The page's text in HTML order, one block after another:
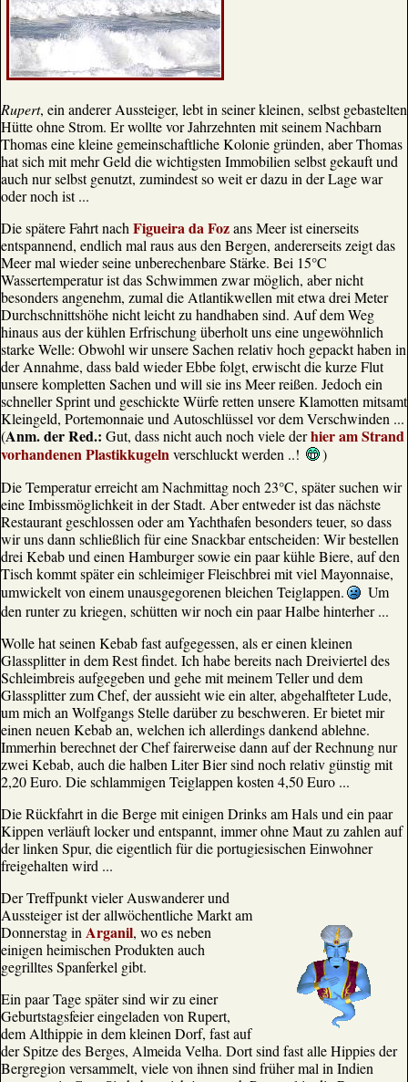
Rupert, ein anderer Aussteiger, lebt in seiner kleinen, selbst gebastelten
Hütte ohne Strom. Er wollte vor Jahrzehnten mit seinem Nachbarn
Thomas eine kleine gemeinschaftliche Kolonie gründen, aber Thomas
hat sich mit mehr Geld die wichtigsten Immobilien selbst gekauft und
auch nur selbst genutzt, zumindest so weit er dazu in der Lage war
oder noch ist ...
Die spätere Fahrt nach Figueira da Fozans Meer ist einerseits
entspannend, endlich mal raus aus den Bergen, andererseits zeigt das
Meer mal wieder seine unberechenbare Stärke. Bei 15°C
Wassertemperatur ist das Schwimmen zwar möglich, aber nicht
besonders angenehm, zumal die Atlantikwellen mit etwa drei Meter
Durchschnittshöhe nicht leicht zu handhaben sind. Auf dem Weg
hinaus aus der kühlen Erfrischung überholt uns eine ungewöhnlich
starke Welle: Obwohl wir unsere Sachen relativ hoch gepackt haben in
der Annahme, dass bald wieder Ebbe folgt, erwischt die kurze Flut
unsere kompletten Sachen und will sie ins Meer reißen. Jedoch ein
schneller Sprint und geschickte Würfe retten unsere Klamotten mitsamt
Kleingeld, Portemonnaie und Autoschlüssel vor dem Verschwinden ...
(Anm. der Red.: Gut, dass nicht auch noch viele derhier am Strand
vorhandenen Plastikkugelnverschluckt werden ..!
)
Die Temperatur erreicht am Nachmittag noch 23°C, später suchen wir
eine Imbissmöglichkeit in der Stadt. Aber entweder ist das nächste
Restaurant geschlossen oder am Yachthafen besonders teuer, so dass
wir uns dann schließlich für eine Snackbar entscheiden: Wir bestellen
drei Kebab und einen Hamburger sowie ein paar kühle Biere, auf den
Tisch kommt später ein schleimiger Fleischbrei mit viel Mayonnaise,
umwickelt von einem unausgegorenen bleichen Teiglappen.
Um
den runter zu kriegen, schütten wir noch ein paar Halbe hinterher ...
Wolle hat seinen Kebab fast aufgegessen, als er einen kleinen
Glassplitter in dem Rest findet. Ich habe bereits nach Dreiviertel des
Schleimbreis aufgegeben und gehe mit meinem Teller und dem
Glassplitter zum Chef, der aussieht wie ein alter, abgehalfteter Lude,
um mich an Wolfgangs Stelle darüber zu beschweren. Er bietet mir
einen neuen Kebab an, welchen ich allerdings dankend ablehne.
Immerhin berechnet der Chef fairerweise dann auf der Rechnung nur
zwei Kebab, auch die halben Liter Bier sind noch relativ günstig mit
2,20 Euro. Die schlammigen Teiglappen kosten 4,50 Euro ...
Die Rückfahrt in die Berge mit einigen Drinks am Hals und ein paar
Kippen verläuft locker und entspannt, immer ohne Maut zu zahlen auf
der linken Spur, die eigentlich für die portugiesischen Einwohner
freigehalten wird ...
Der Treffpunkt vieler Auswanderer und
Aussteiger ist der allwöchentliche Markt am
Donnerstag in Arganil, wo es neben
einigen heimischen Produkten auch
gegrilltes Spanferkel gibt.
Ein paar Tage später sind wir zu einer
Geburtstagsfeier eingeladen von Rupert,
dem Althippie in dem kleinen Dorf, fast auf
der Spitze des Berges, Almeida Velha. Dort sind fast alle Hippies der
Bergregion versammelt, viele von ihnen sind früher mal in Indien